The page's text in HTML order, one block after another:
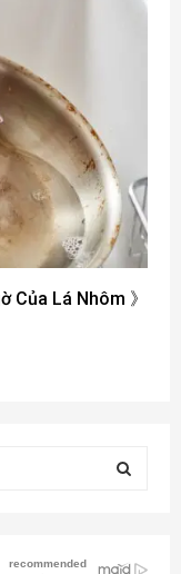
Của Lá Nhôm 》